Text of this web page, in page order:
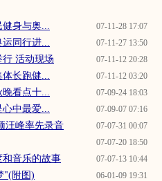
07-11-28 17:07
身与奥...
07-11-27 13:50
同行进...
07-11-12 20:28
行 活动现场
07-11-12 03:20
体长跑健...
07-09-24 18:03
看点十...
07-09-07 07:16
中最爱...
07-07-31 00:07
汪峰率先录音
07-07-20 18:50
07-07-13 10:44
音乐的故事
06-01-09 19:31
"(附图)